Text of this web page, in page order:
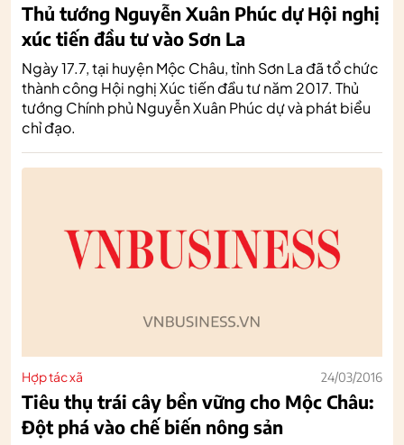
Thủ tướng Nguyễn Xuân Phúc dự Hội nghị
xúc tiến đầu tư vào Sơn La
Ngày 17.7, tại huyện Mộc Châu, tỉnh Sơn La đã tổ chức
thành công Hội nghị Xúc tiến đầu tư năm 2017. Thủ
tướng Chính phủ Nguyễn Xuân Phúc dự và phát biểu
chỉ đạo.
Hợp tác xã 24/03/2016
Tiêu thụ trái cây bền vững cho Mộc Châu:
Đột phá vào chế biến nông sản